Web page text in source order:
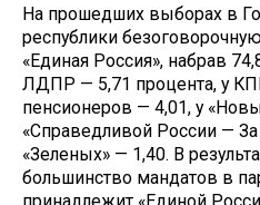
На прошедших выборах в
республики
«Единая Россия», набрав
ЛДПР — 5,71 процента, у
пенсионеров — 4,01, у
«Справедливой России —
«Зеленых» — 1,40. В
большинство мандатов в